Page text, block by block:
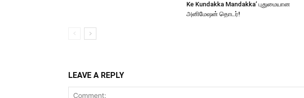
Ke Kundakka Mandakka’ புதுமையான
அனிமேஷன் தொடர்!
LEAVE A REPLY